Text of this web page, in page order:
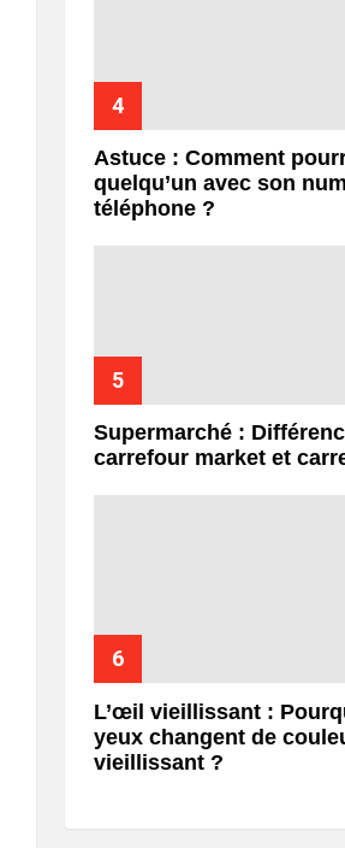
Astuce : Comment
quelqu’un avec son
téléphone ?
Supermarché :
carrefour market et
L’œil vieillissant :
yeux changent de
vieillissant ?